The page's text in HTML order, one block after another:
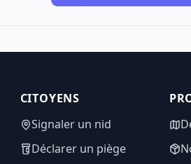
CITOYENS
Signaler un nid
Déclarer un piège